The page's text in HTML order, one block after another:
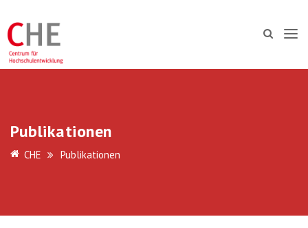
Publikationen
CHE Publikationen